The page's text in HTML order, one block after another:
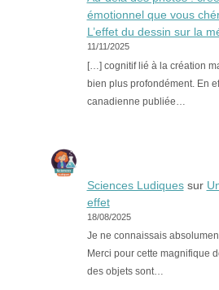
émotionnel que vous
L’effet du dessin sur la
11/11/2025
[…] cognitif lié à la création
bien plus profondément. En
canadienne publiée…
Sciences Ludiquessur
effet
18/08/2025
Je ne connaissais
Merci pour cette magnifique
des objets sont…